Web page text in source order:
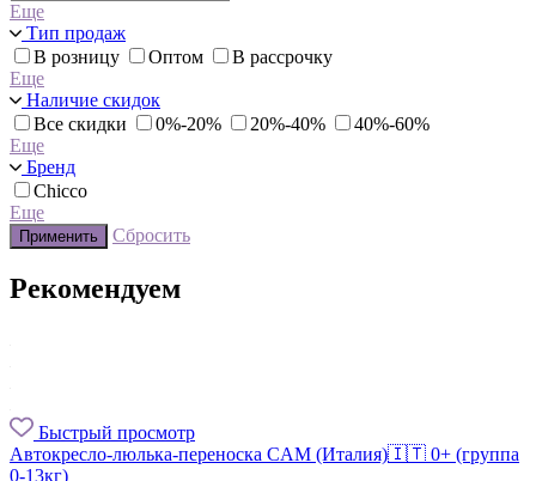
Еще
Тип продаж
В розницу
Оптом
В рассрочку
Еще
Наличие скидок
Все скидки
0%-20% 20%-40%
40%-60%
Еще
Бренд
Chicco
Еще
Применить Сбросить
Рекомендуем
Быстрый просмотр
Автокресло-люлька-переноска CAM (Италия)🇮🇹 0+ (группа
0-13кг)